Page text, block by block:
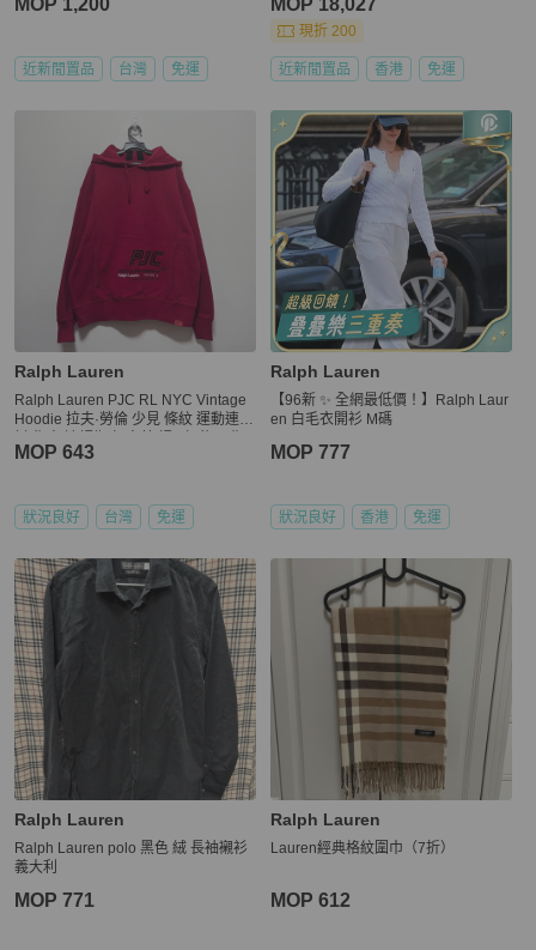
近新閒置品 台灣 免運
現折 200
近新閒置品 香港 免運
Ralph Lauren
Ralph Lauren PJC RL NYC Vintage
Hoodie 拉夫·勞倫 少見 條紋 運動連帽
老品
MOP 643
狀況良好 台灣 免運
Ralph Lauren
【96新 ✨ 全網最低價！】Ralph Laur
en 白毛衣開衫 M碼
MOP 777
狀況良好 香港 免運
Ralph Lauren
Ralph Lauren polo 黑色 絨 長袖襯衫
義大利
MOP 771
Ralph Lauren
Lauren經典格紋圍巾（7折）
MOP 612